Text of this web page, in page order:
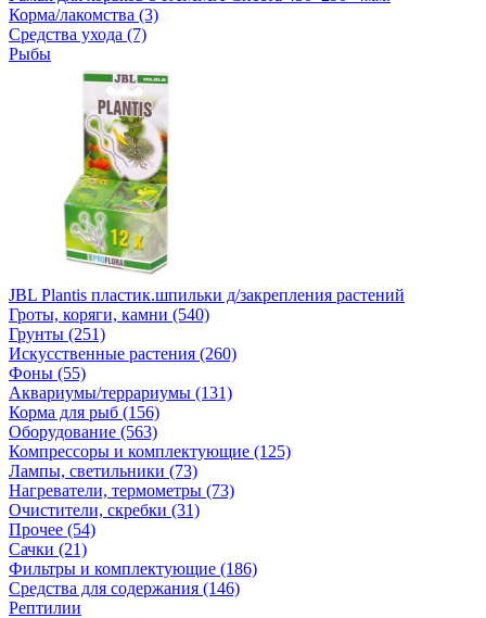
Корма/лакомства (3)
Средства ухода (7)
Рыбы
JBL Plantis пластик.шпильки д/закрепления растений
Гроты, коряги, камни (540)
Грунты (251)
Искусственные растения (260)
Фоны (55)
Аквариумы/террариумы (131)
Корма для рыб (156)
Оборудование (563)
Компрессоры и комплектующие (125)
Лампы, светильники (73)
Нагреватели, термометры (73)
Очистители, скребки (31)
Прочее (54)
Сачки (21)
Фильтры и комплектующие (186)
Средства для содержания (146)
Рептилии